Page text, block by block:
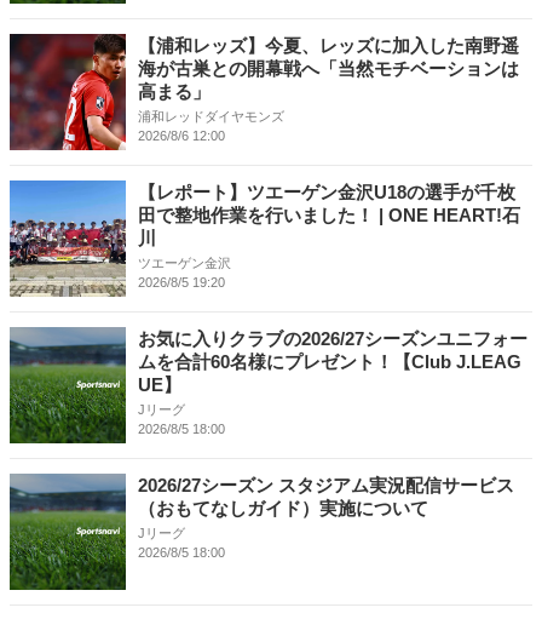
【浦和レッズ】今夏、レッズに加入した南野遥
海が古巣との開幕戦へ「当然モチベーションは
高まる」
浦和レッドダイヤモンズ
2026/8/6 12:00
【レポート】ツエーゲン金沢U18の選手が千枚
田で整地作業を行いました！ | ONE HEART!石
川
ツエーゲン金沢
2026/8/5 19:20
お気に入りクラブの2026/27シーズンユニフォー
ムを合計60名様にプレゼント！【Club J.LEAG
UE】
Jリーグ
2026/8/5 18:00
2026/27シーズン スタジアム実況配信サービス
（おもてなしガイド）実施について
Jリーグ
2026/8/5 18:00